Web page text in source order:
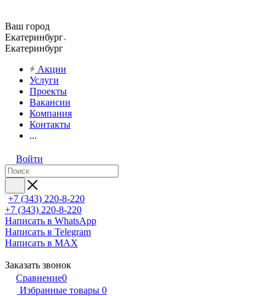
Ваш город
Екатеринбург
Екатеринбург
Акции
Услуги
Проекты
Вакансии
Компания
Контакты
...
Войти
+7 (343) 220-8-220
+7 (343) 220-8-220
Написать в WhatsApp
Написать в Telegram
Написать в MAX
Заказать звонок
Сравнение0
Избранные товары 0